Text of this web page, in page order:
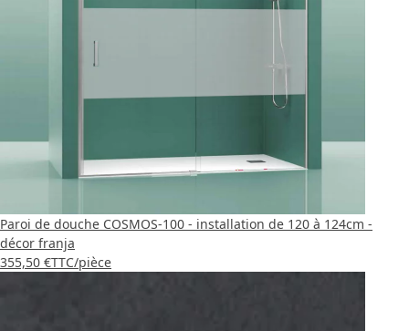
Paroi de douche COSMOS-100 - installation de 120 à 124cm -
décor franja
355,50 €TTC/pièce